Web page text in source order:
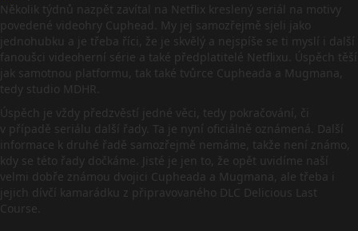
Několik týdnů nazpět zavítal na Netflix kreslený seriál na motivy
povedené videohry Cuphead. My jej samozřejmě sjeli jako
jednohubku a je třeba říci, že je skvělý a nejspíše se ti myslí i další
fanoušci videoherní série a také předplatitelé Netflixu. Úspěch těší
jak samotnou platformu, tak také tvůrce Cupheada a Mugmana,
tedy studio MDHR.
Úspěch je vždy předzvěstí jedné věci, tedy pokračování, či
v případě seriálu další řady. Ta je nyní oficiálně oznámená. Další
informace k druhé řadě samozřejmě nemáme, takže není známo,
kdy se této řady dočkáme. Jisté je jen to, že opět uvidíme naší
velmi dobře známou dvojici Cupheada a Mugmana, ale třeba i
jejich dívčí kamarádku z připravovaného DLC Delicious Last
Course.